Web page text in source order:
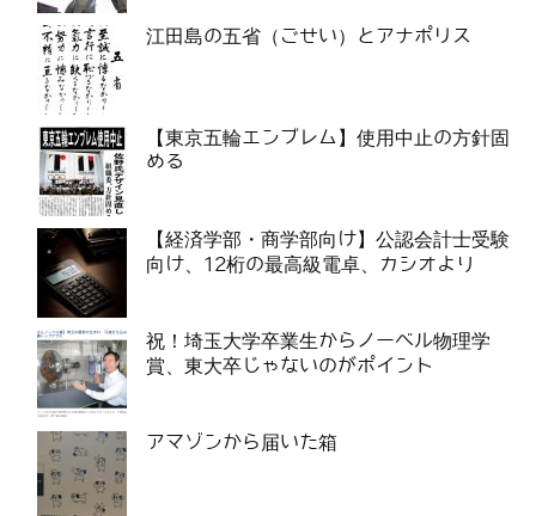
江田島の五省（ごせい）とアナポリス
【東京五輪エンブレム】使用中止の方針固
める
【経済学部・商学部向け】公認会計士受験
向け、12桁の最高級電卓、カシオより
祝！埼玉大学卒業生からノーベル物理学
賞、東大卒じゃないのがポイント
アマゾンから届いた箱